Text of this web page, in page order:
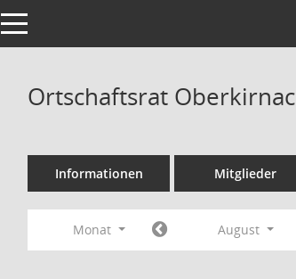
Toggle navigation
Ortschaftsrat
Informationen Mitglieder
Monat August